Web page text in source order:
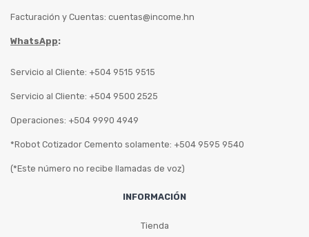
Facturación y Cuentas: cuentas@income.hn
WhatsApp:
Servicio al Cliente: +504 9515 9515
Servicio al Cliente: +504 9500 2525
Operaciones: +504 9990 4949
*Robot Cotizador Cemento solamente: +504 9595 9540
(*Este número no recibe llamadas de voz)
INFORMACIÓN
Tienda